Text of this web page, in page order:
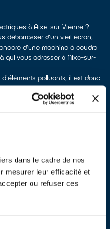
dans le cadre de nos
mesurer leur efficacité et
ou refuser ces
à Aixe-sur-Vienne ?
débarrasser d'un vieil écran,
d'une machine à coudre
qui vous adresser à Aixe-sur-
polluants, il est donc
dans les lieux
et recyclés.
faites livrer un équipement de
sans condition d’achat selon la